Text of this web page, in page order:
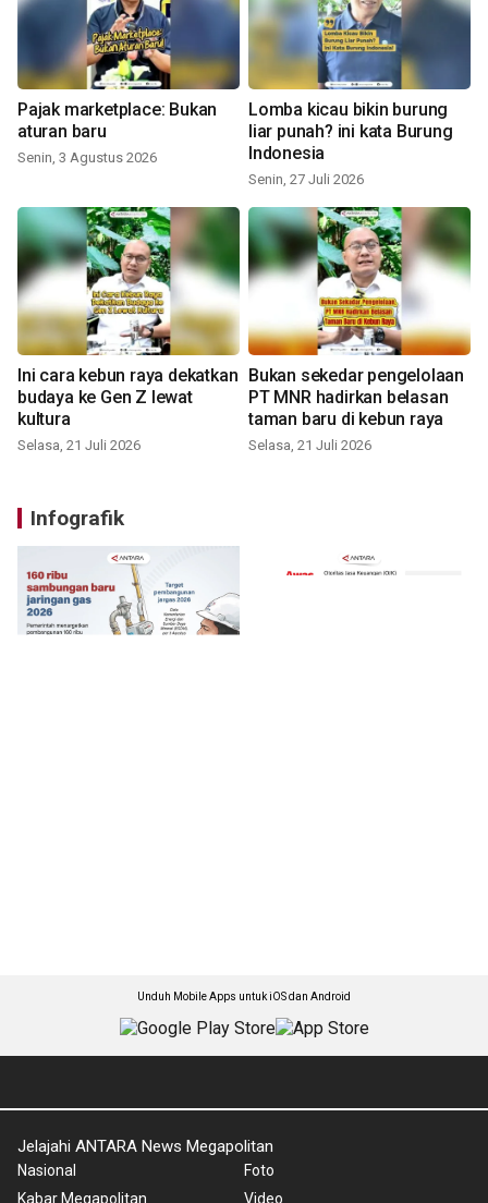
Pajak marketplace: Bukan
aturan baru
Senin, 3 Agustus 2026
Lomba kicau bikin burung
liar punah? ini kata Burung
Indonesia
Senin, 27 Juli 2026
Ini cara kebun raya dekatkan
budaya ke Gen Z lewat
kultura
Selasa, 21 Juli 2026
Bukan sekedar pengelolaan
PT MNR hadirkan belasan
taman baru di kebun raya
Selasa, 21 Juli 2026
Infografik
Unduh Mobile Apps untuk iOS dan Android
Jelajahi ANTARA News Megapolitan
Nasional
Kabar Megapolitan
Foto
Video